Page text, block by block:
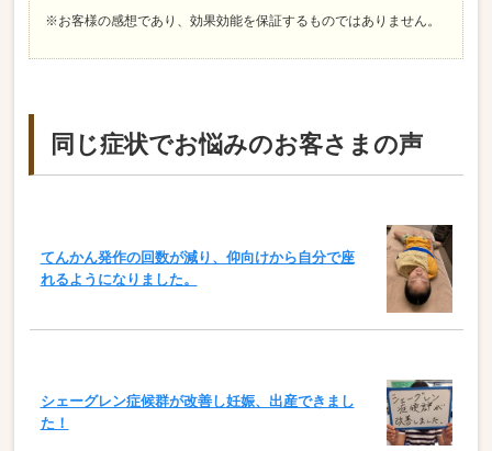
※お客様の感想であり、効果効能を保証するものではありません。
同じ症状でお悩みのお客さまの声
てんかん発作の回数が減り、仰向けから自分で座
れるようになりました。
シェーグレン症候群が改善し妊娠、出産できまし
た！